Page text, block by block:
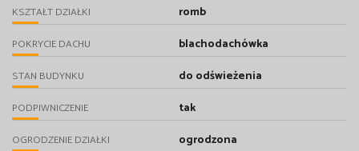
KSZTAŁT DZIAŁKI romb
POKRYCIE DACHU blachodachówka
STAN BUDYNKU do odświeżenia
PODPIWNICZENIE tak
OGRODZENIE DZIAŁKI ogrodzona